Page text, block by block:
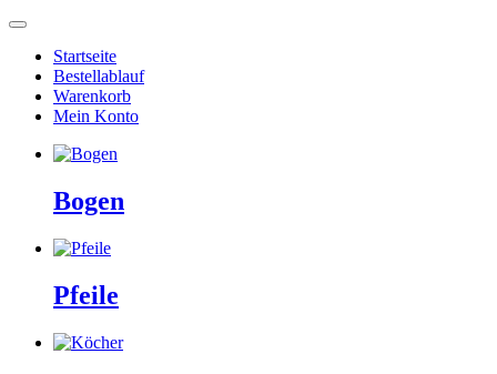
Startseite
Bestellablauf
Warenkorb
Mein Konto
Bogen
Pfeile